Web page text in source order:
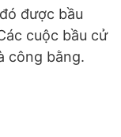
được bầu
cuộc bầu cử
công bằng.